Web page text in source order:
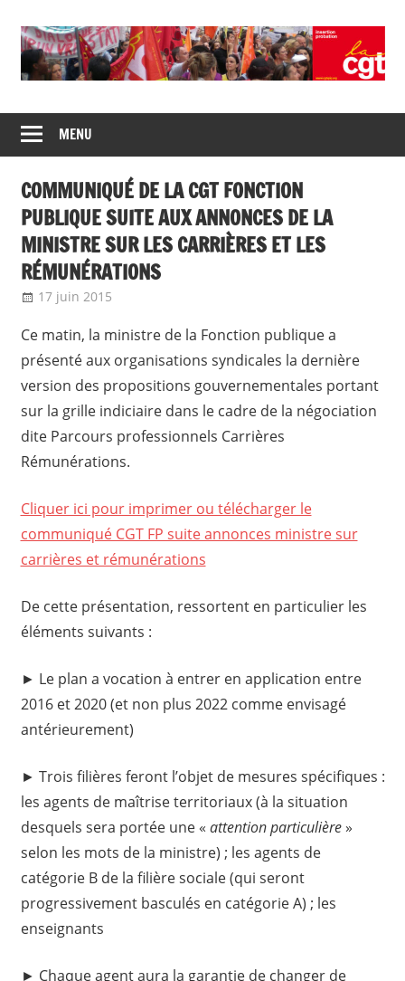
content
CGT
insertion
probation
de
syndicats
CGT
insertion
probation
MENU
COMMUNIQUÉ DE LA CGT FONCTION
PUBLIQUE SUITE AUX ANNONCES DE LA
MINISTRE SUR LES CARRIÈRES ET LES
RÉMUNÉRATIONS
17 juin 2015
Ce matin, la ministre de la Fonction publique a
présenté aux organisations syndicales la dernière
version des propositions gouvernementales portant
sur la grille indiciaire dans le cadre de la négociation
dite Parcours professionnels Carrières
Rémunérations.
Cliquer ici pour imprimer ou télécharger le
communiqué CGT FP suite annonces ministre sur
carrières et rémunérations
De cette présentation, ressortent en particulier les
éléments suivants :
► Le plan a vocation à entrer en application entre
2016 et 2020 (et non plus 2022 comme envisagé
antérieurement)
► Trois filières feront l’objet de mesures spécifiques :
les agents de maîtrise territoriaux (à la situation
desquels sera portée une « attention particulière»
selon les mots de la ministre) ; les agents de
catégorie B de la filière sociale (qui seront
progressivement basculés en catégorie A) ; les
enseignants
► Chaque agent aura la garantie de changer de